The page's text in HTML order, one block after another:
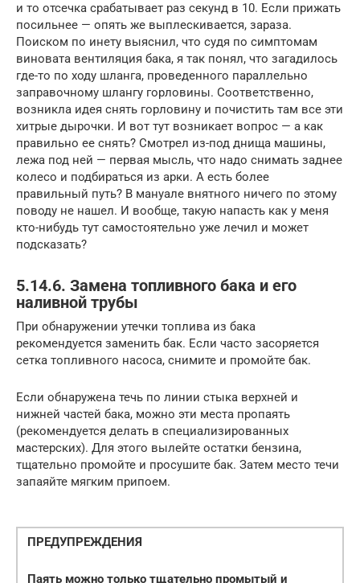
и то отсечка срабатывает раз секунд в 10. Если прижать
посильнее — опять же выплескивается, зараза.
Поиском по инету выяснил, что судя по симптомам
виновата вентиляция бака, я так понял, что загадилось
где-то по ходу шланга, проведенного параллельно
заправочному шлангу горловины. Соответственно,
возникла идея снять горловину и почистить там все эти
хитрые дырочки. И вот тут возникает вопрос — а как
правильно ее снять? Смотрел из-под днища машины,
лежа под ней — первая мысль, что надо снимать заднее
колесо и подбираться из арки. А есть более
правильный путь? В мануале внятного ничего по этому
поводу не нашел. И вообще, такую напасть как у меня
кто-нибудь тут самостоятельно уже лечил и может
подсказать?
5.14.6. Замена топливного бака и его
наливной трубы
При обнаружении утечки топлива из бака
рекомендуется заменить бак. Если часто засоряется
сетка топливного насоса, снимите и промойте бак.
Если обнаружена течь по линии стыка верхней и
нижней частей бака, можно эти места пропаять
(рекомендуется делать в специализированных
мастерских). Для этого вылейте остатки бензина,
тщательно промойте и просушите бак. Затем место течи
запаяйте мягким припоем.
ПРЕДУПРЕЖДЕНИЯ
Паять можно только тщательно промытый и